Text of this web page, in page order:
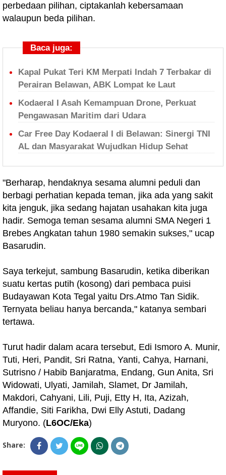
perbedaan pilihan, ciptakanlah kebersamaan
walaupun beda pilihan.
Baca juga:
Kapal Pukat Teri KM Merpati Indah 7 Terbakar di
Perairan Belawan, ABK Lompat ke Laut
Kodaeral I Asah Kemampuan Drone, Perkuat
Pengawasan Maritim dari Udara
Car Free Day Kodaeral I di Belawan: Sinergi TNI
AL dan Masyarakat Wujudkan Hidup Sehat
"Berharap, hendaknya sesama alumni peduli dan
berbagi perhatian kepada teman, jika ada yang sakit
kita jenguk, jika sedang hajatan usahakan kita juga
hadir. Semoga teman sesama alumni SMA Negeri 1
Brebes Angkatan tahun 1980 semakin sukses," ucap
Basarudin.
Saya terkejut, sambung Basarudin, ketika diberikan
suatu kertas putih (kosong) dari pembaca puisi
Budayawan Kota Tegal yaitu Drs.Atmo Tan Sidik.
Ternyata beliau hanya bercanda," katanya sembari
tertawa.
Turut hadir dalam acara tersebut, Edi Ismoro A. Munir,
Tuti, Heri, Pandit, Sri Ratna, Yanti, Cahya, Harnani,
Sutrisno / Habib Banjaratma, Endang, Gun Anita, Sri
Widowati, Ulyati, Jamilah, Slamet, Dr Jamilah,
Makdori, Cahyani, Lili, Puji, Etty H, Ita, Azizah,
Affandie, Siti Farikha, Dwi Elly Astuti, Dadang
Muryono. (L6OC/Eka)
Share: